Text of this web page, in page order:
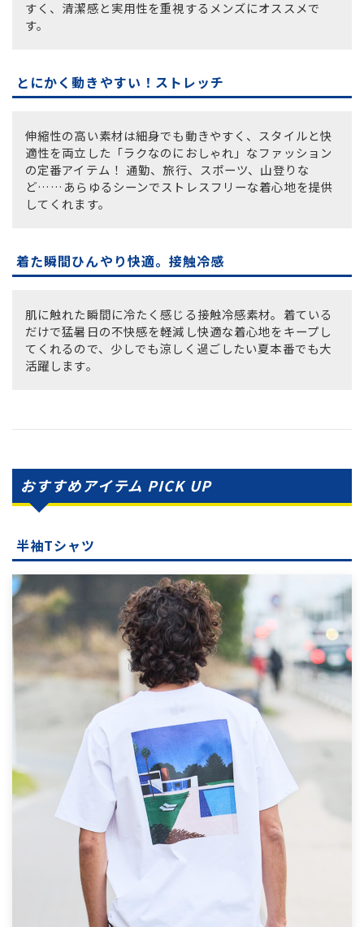
すく、清潔感と実用性を重視するメンズにオススメで
す。
とにかく動きやすい！ストレッチ
伸縮性の高い素材は細身でも動きやすく、スタイルと快
適性を両立した「ラクなのにおしゃれ」なファッション
の定番アイテム！ 通勤、旅行、スポーツ、山登りな
ど……あらゆるシーンでストレスフリーな着心地を提供
してくれます。
着た瞬間ひんやり快適。接触冷感
肌に触れた瞬間に冷たく感じる接触冷感素材。着ている
だけで猛暑日の不快感を軽減し快適な着心地をキープし
てくれるので、少しでも涼しく過ごしたい夏本番でも大
活躍します。
おすすめアイテム PICK UP
半袖Tシャツ